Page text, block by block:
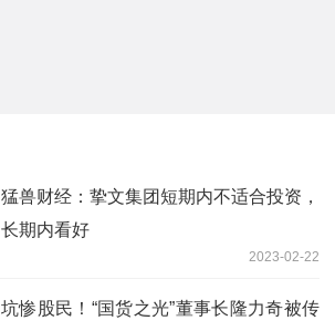
猛兽财经：挚文集团短期内不适合投资，
长期内看好
2023-02-22
坑惨股民！“国货之光”董事长隆力奇被传